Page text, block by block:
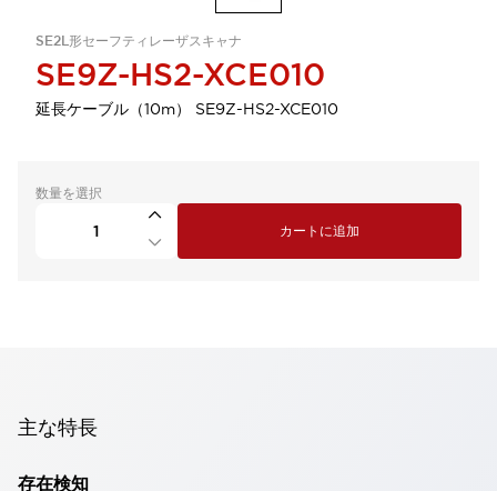
SE2L形セーフティレーザスキャナ
SE9Z-HS2-XCE010
延長ケーブル（10m） SE9Z-HS2-XCE010
数量を選択
カートに追加
主な特長
存在検知